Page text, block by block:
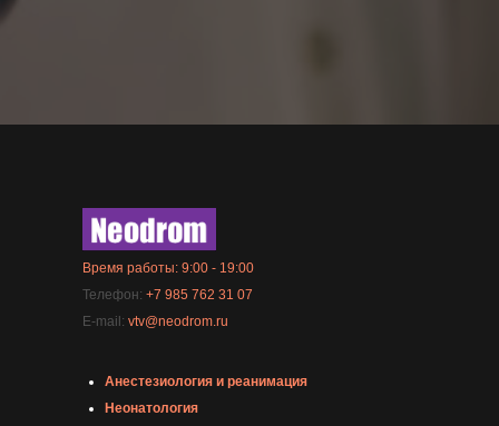
Телефон: +7 985 762 31 07
E-mail: vtv@neodrom.ru
Время работы: 9:00 - 19:00
Анестезиология и реанимация
Неонатология